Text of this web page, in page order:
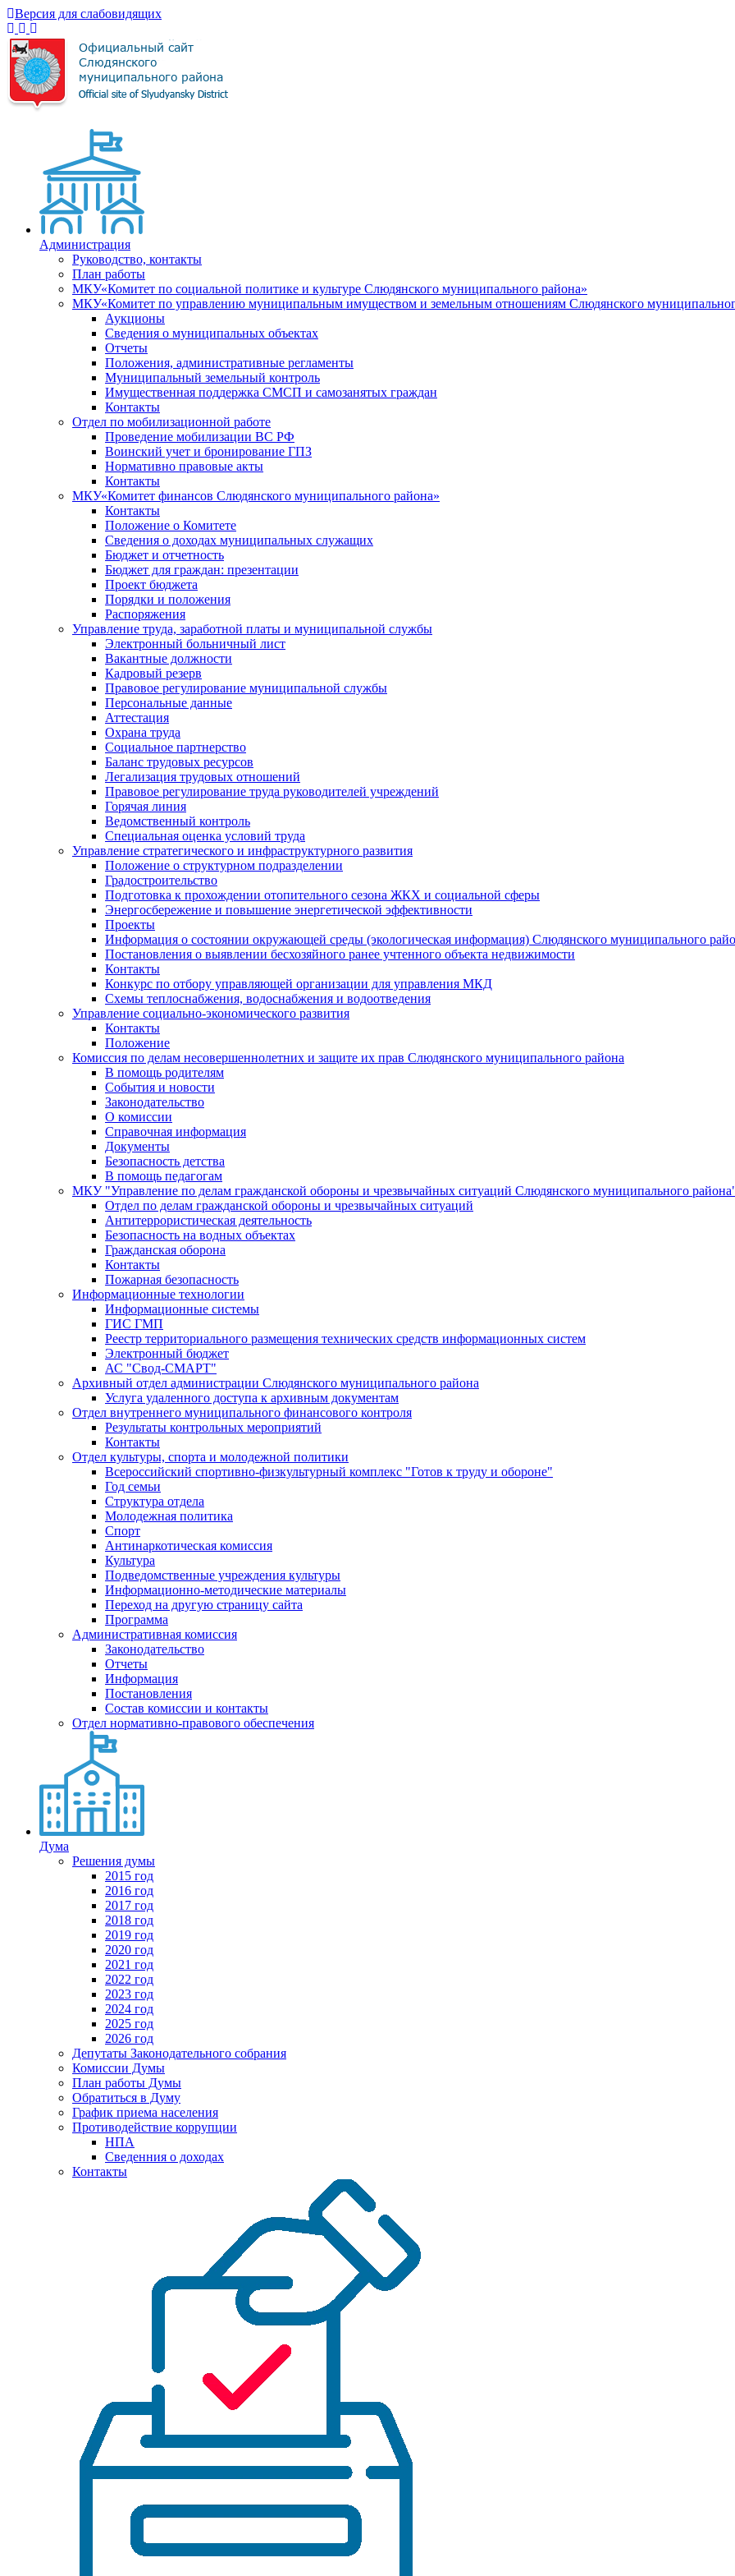
Версия для слабовидящих
Администрация
Руководство, контакты
План работы
МКУ«Комитет по социальной политике и культуре Слюдянского муниципального района»
МКУ«Комитет по управлению муниципальным имуществом и земельным отношениям Слюдянского
Аукционы
Сведения о муниципальных объектах
Отчеты
Положения, административные регламенты
Муниципальный земельный контроль
Имущественная поддержка СМСП и самозанятых граждан
Контакты
Отдел по мобилизационной работе
Проведение мобилизации ВС РФ
Воинский учет и бронирование ГПЗ
Нормативно правовые акты
Контакты
МКУ«Комитет финансов Слюдянского муниципального района»
Контакты
Положение о Комитете
Сведения о доходах муниципальных служащих
Бюджет и отчетность
Бюджет для граждан: презентации
Проект бюджета
Порядки и положения
Распоряжения
Управление труда, заработной платы и муниципальной службы
Электронный больничный лист
Вакантные должности
Кадровый резерв
Правовое регулирование муниципальной службы
Персональные данные
Аттестация
Охрана труда
Социальное партнерство
Баланс трудовых ресурсов
Легализация трудовых отношений
Правовое регулирование труда руководителей учреждений
Горячая линия
Ведомственный контроль
Специальная оценка условий труда
Управление стратегического и инфраструктурного развития
Положение о структурном подразделении
Градостроительство
Подготовка к прохождении отопительного сезона ЖКХ и социальной сферы
Энергосбережение и повышение энергетической эффективности
Проекты
Информация о состоянии окружающей среды (экологическая информация) Слюдянского муниципального
Постановления о выявлении бесхозяйного ранее учтенного объекта недвижимости
Контакты
Конкурс по отбору управляющей организации для управления МКД
Схемы теплоснабжения, водоснабжения и водоотведения
Управление социально-экономического развития
Контакты
Положение
Комиссия по делам несовершеннолетних и защите их прав Слюдянского муниципального района
В помощь родителям
События и новости
Законодательство
О комиссии
Справочная информация
Документы
Безопасность детства
В помощь педагогам
МКУ "Управление по делам гражданской обороны и чрезвычайных ситуаций Слюдянского муниципального
Отдел по делам гражданской обороны и чрезвычайных ситуаций
Антитеррористическая деятельность
Безопасность на водных объектах
Гражданская оборона
Контакты
Пожарная безопасность
Информационные технологии
Информационные системы
ГИС ГМП
Реестр территориального размещения технических средств информационных систем
Электронный бюджет
АС "Свод-СМАРТ"
Архивный отдел администрации Слюдянского муниципального района
Услуга удаленного доступа к архивным документам
Отдел внутреннего муниципального финансового контроля
Результаты контрольных мероприятий
Контакты
Отдел культуры, спорта и молодежной политики
Всероссийский спортивно-физкультурный комплекс "Готов к труду и обороне"
Год семьи
Структура отдела
Молодежная политика
Спорт
Антинаркотическая комиссия
Культура
Подведомственные учреждения культуры
Информационно-методические материалы
Переход на другую страницу сайта
Программа
Административная комиссия
Законодательство
Отчеты
Информация
Постановления
Состав комиссии и контакты
Отдел нормативно-правового обеспечения
Дума
Решения думы
2015 год
2016 год
2017 год
2018 год
2019 год
2020 год
2021 год
2022 год
2023 год
2024 год
2025 год
2026 год
Депутаты Законодательного собрания
Комиссии Думы
План работы Думы
Обратиться в Думу
График приема населения
Противодействие коррупции
НПА
Сведенния о доходах
Контакты